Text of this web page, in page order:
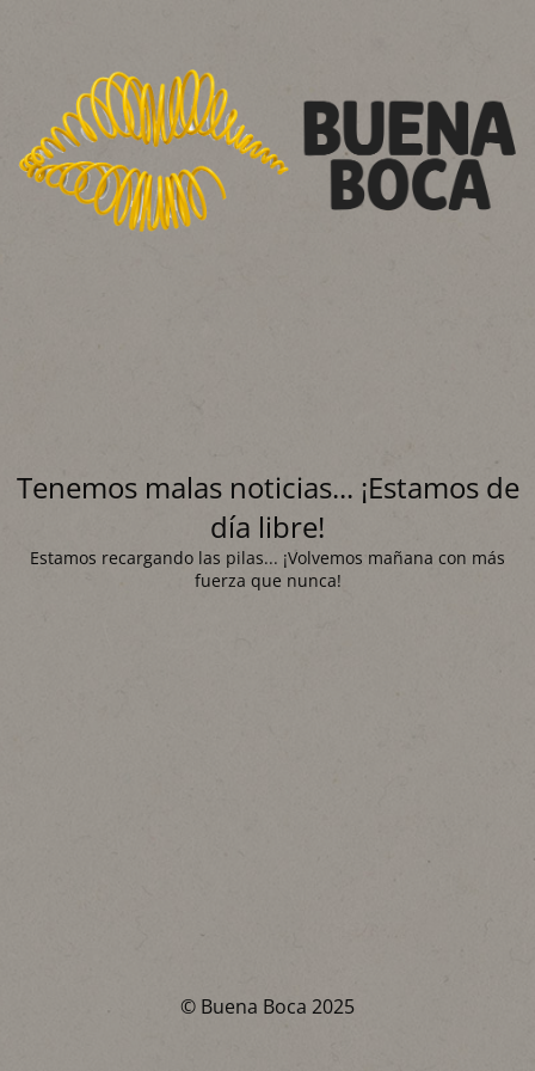
Tenemos malas noticias... ¡Estamos de
día libre!
Estamos recargando las pilas... ¡Volvemos mañana con más
fuerza que nunca!
© Buena Boca 2025